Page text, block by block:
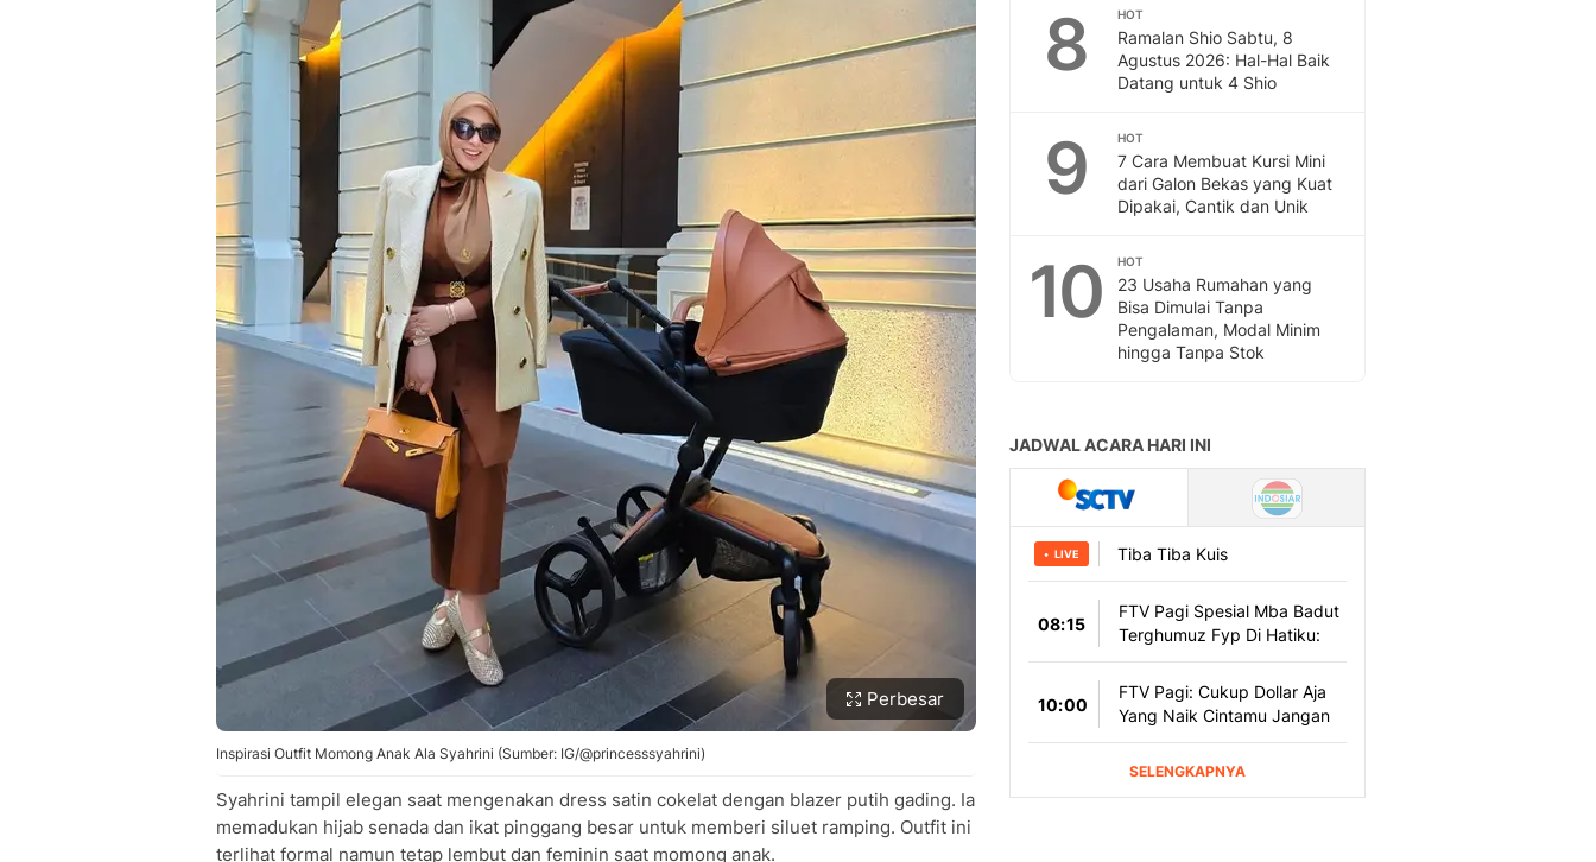
Perbesar
Inspirasi Outfit Momong Anak Ala Syahrini (Sumber: IG/@princesssyahrini)
Syahrini tampil elegan saat mengenakan dress satin cokelat dengan blazer putih gading. Ia
memadukan hijab senada dan ikat pinggang besar untuk memberi siluet ramping. Outfit ini
terlihat formal namun tetap lembut dan feminin saat momong anak.
8 HOT
Ramalan Shio Sabtu, 8
Agustus 2026: Hal-Hal Baik
Datang untuk 4 Shio
9 HOT
7 Cara Membuat Kursi Mini
dari Galon Bekas yang Kuat
Dipakai, Cantik dan Unik
10 HOT
23 Usaha Rumahan yang
Bisa Dimulai Tanpa
Pengalaman, Modal Minim
hingga Tanpa Stok